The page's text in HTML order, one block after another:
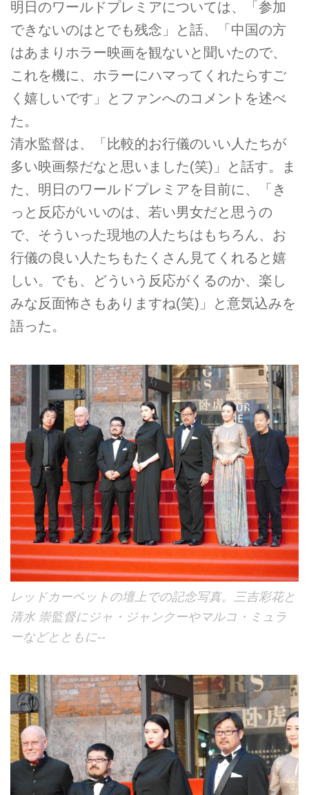
明日のワールドプレミアについては、「参加
できないのはとでも残念」と話、「中国の方
はあまりホラー映画を観ないと聞いたので、
これを機に、ホラーにハマってくれたらすご
く嬉しいです」とファンへのコメントを述べ
た。
清水監督は、「比較的お行儀のいい人たちが
多い映画祭だなと思いました(笑)」と話す。ま
た、明日のワールドプレミアを目前に、「き
っと反応がいいのは、若い男女だと思うの
で、そういった現地の人たちはもちろん、お
行儀の良い人たちもたくさん見てくれると嬉
しい。でも、どういう反応がくるのか、楽し
みな反面怖さもありますね(笑)」と意気込みを
語った。
レッドカーペットの壇上での記念写真。三吉彩花と
清水 崇監督にジャ・ジャンクーやマルコ・ミュラ
ーなどとともに--